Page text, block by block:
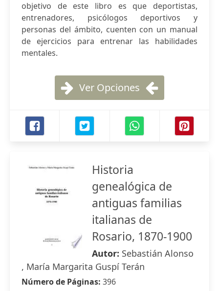
objetivo de este libro es que deportistas,
entrenadores, psicólogos deportivos y
personas del ámbito, cuenten con un manual
de ejercicios para entrenar las habilidades
mentales.
Ver Opciones
Historia
genealógica de
antiguas familias
italianas de
Rosario, 1870-1900
Autor: Sebastián Alonso
, María Margarita Guspí Terán
Número de Páginas: 396